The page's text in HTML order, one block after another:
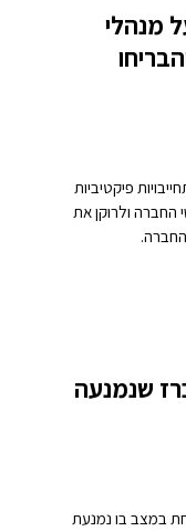
מנהלי
פיקטיביות
החברה ולרוקן את
החברה.
שנמנעה
במצב בו נמנעת